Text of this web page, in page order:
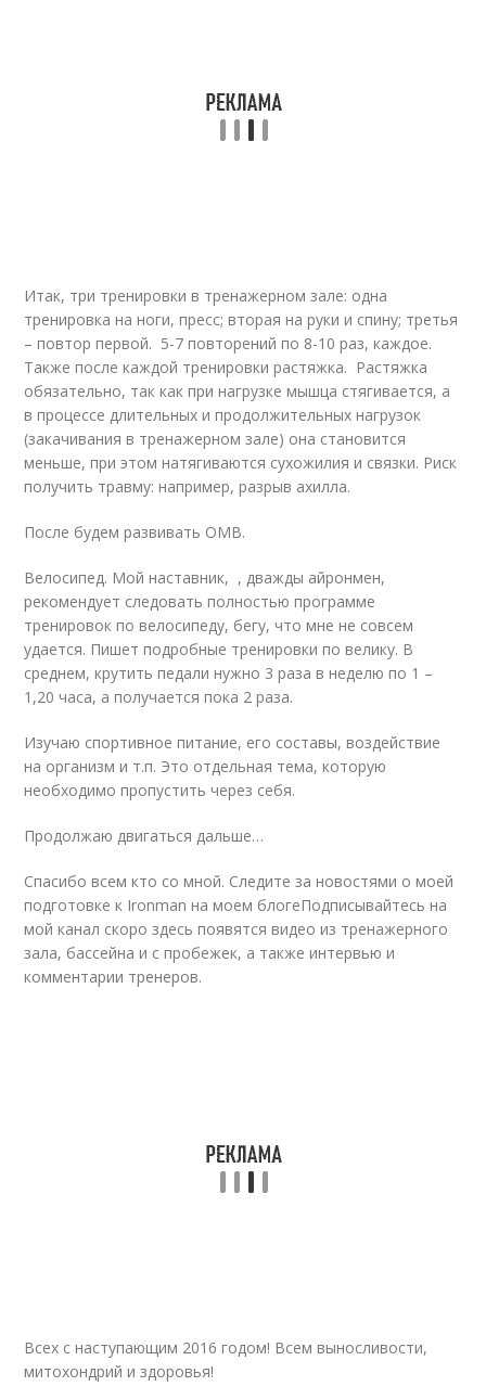
Итак, три тренировки в тренажерном зале: одна
тренировка на ноги, пресс; вторая на руки и спину; третья
– повтор первой. 5-7 повторений по 8-10 раз, каждое.
Также после каждой тренировки растяжка. Растяжка
обязательно, так как при нагрузке мышца стягивается, а
в процессе длительных и продолжительных нагрузок
(закачивания в тренажерном зале) она становится
меньше, при этом натягиваются сухожилия и связки. Риск
получить травму: например, разрыв ахилла.
После будем развивать ОМВ.
Велосипед. Мой наставник, , дважды айронмен,
рекомендует следовать полностью программе
тренировок по велосипеду, бегу, что мне не совсем
удается. Пишет подробные тренировки по велику. В
среднем, крутить педали нужно 3 раза в неделю по 1 –
1,20 часа, а получается пока 2 раза.
Изучаю спортивное питание, его составы, воздействие
на организм и т.п. Это отдельная тема, которую
необходимо пропустить через себя.
Продолжаю двигаться дальше…
Спасибо всем кто со мной. Следите за новостями о моей
подготовке к Ironman на моем блогеПодписывайтесь на
мой канал скоро здесь появятся видео из тренажерного
зала, бассейна и с пробежек, а также интервью и
комментарии тренеров.
Всех с наступающим 2016 годом! Всем выносливости,
митохондрий и здоровья!